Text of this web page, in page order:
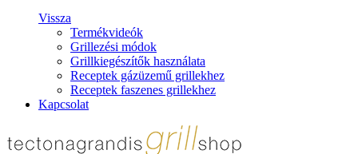
Vissza
Termékvideók
Grillezési módok
Grillkiegészítők használata
Receptek gázüzemű grillekhez
Receptek faszenes grillekhez
Kapcsolat